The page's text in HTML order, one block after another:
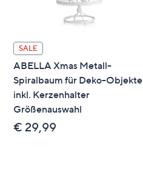
SALE
ABELLA Xmas Metall-
Spiralbaum für Deko-Objekte
inkl. Kerzenhalter
Größenauswahl
€ 29,99